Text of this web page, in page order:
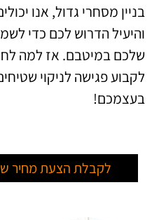
בניין מסחרי גדול, אנו
והיעיל הדרוש לכם כדי
שלכם במיטבם. אז למה
לקבוע פגישה לניקוי
בעצמכם!
לקבלת הצעת מחיר